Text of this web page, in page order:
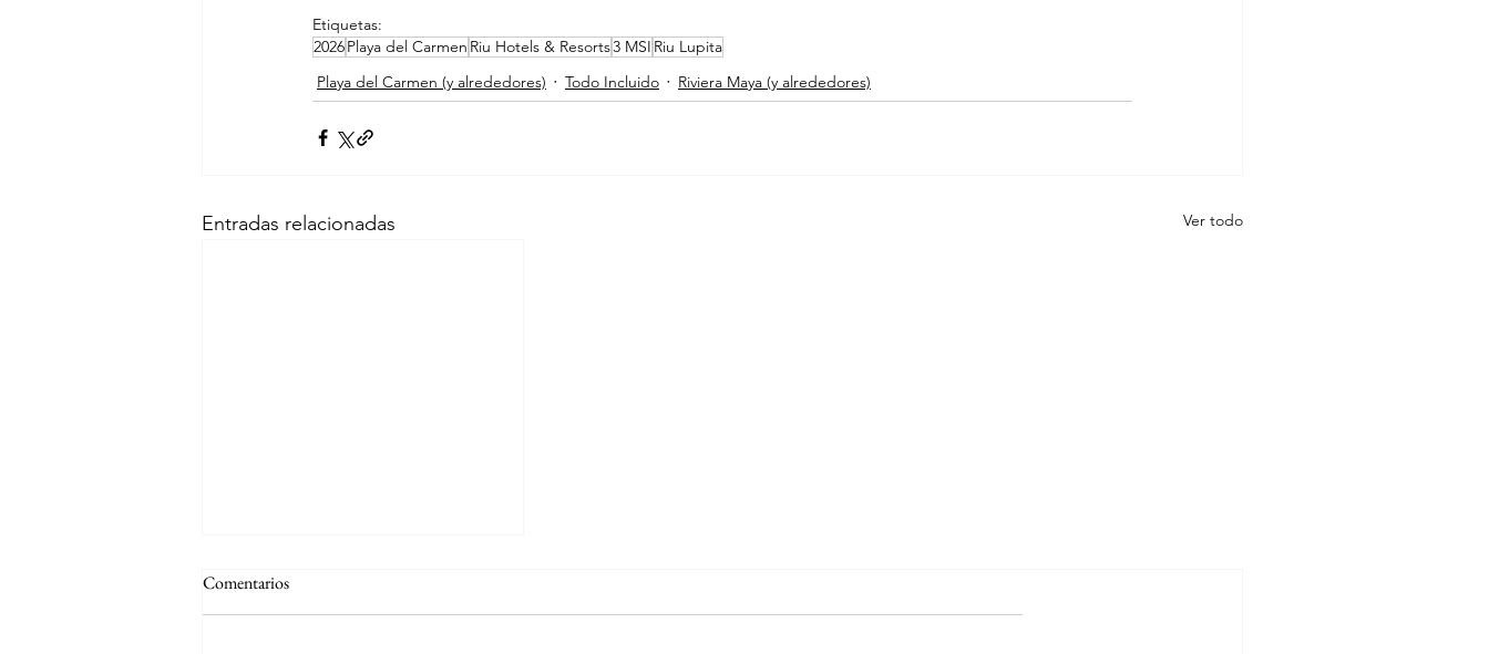
Etiquetas:
2026Playa del Carmen Riu Hotels & Resorts3 MSI Riu Lupita
Playa del Carmen (y alrededores)
Todo Incluido Riviera Maya (y alrededores)
Entradas relacionadas Ver todo
Comentarios